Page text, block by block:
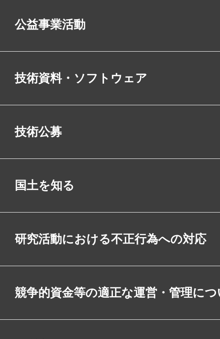
公益事業活動
技術資料・ソフトウェア
技術公募
国土を知る
研究活動における不正行為への対応
競争的資金等の適正な運営・管理に